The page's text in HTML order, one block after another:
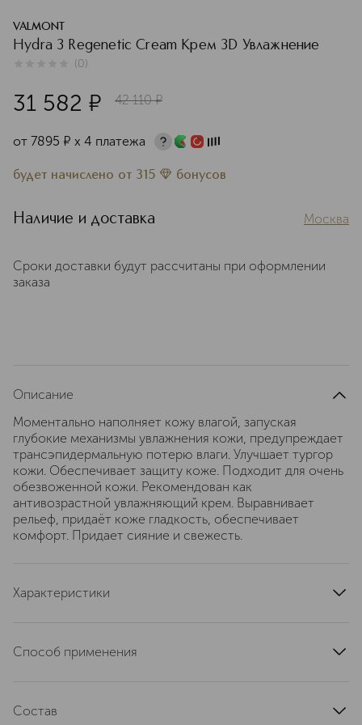
VALMONT
Hydra 3 Regenetic Cream Крем 3D Увлажнение
(0)
31 582 ¤ 42 110 ¤
от 7895 ¤ х 4 платежа
будет начислено от 315 бонусов
Наличие и доставка Москва
Сроки доставки будут рассчитаны при оформлении
заказа
Описание
Моментально наполняет кожу влагой, запуская
глубокие механизмы увлажнения кожи, предупреждает
трансэпидермальную потерю влаги. Улучшает тургор
кожи. Обеспечивает защиту коже. Подходит для очень
обезвоженной кожи. Рекомендован как
антивозрастной увлажняющий крем. Выравнивает
рельеф, придаёт коже гладкость, обеспечивает
комфорт. Придает сияние и свежесть.
Характеристики
текстура
артикул
705012
Способ применения
поглаживающими движениями небольшое колличество
Состав